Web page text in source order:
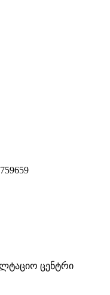
ცენტრი